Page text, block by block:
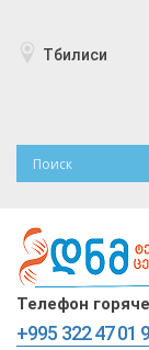
Тбилиси
Телефон
+995 322 47 01